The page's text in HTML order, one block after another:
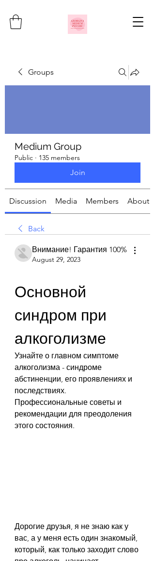
Groups
Medium Group
Public · 135 members
Join
Discussion Media Members About
Back
Внимание! Гарантия 100%
August 29, 2023
Основной
синдром при
алкоголизме
Узнайте о главном симптоме
алкоголизма - синдроме
абстиненции, его проявлениях и
последствиях.
Профессиональные советы и
рекомендации для преодоления
этого состояния.
Дорогие друзья, я не знаю как у
вас, а у меня есть один знакомый,
который, как только заходит слово